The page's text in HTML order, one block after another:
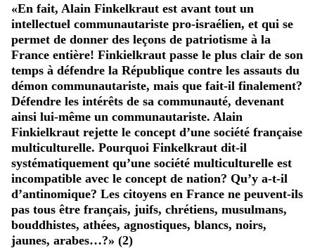
«En fait, Alain Finkelkraut est avant tout un
intellectuel communautariste pro-israélien, et qui se
permet de donner des leçons de patriotisme à la
France entière! Finkielkraut passe le plus clair de son
temps à défendre la République contre les assauts du
démon communautariste, mais que fait-il finalement?
Défendre les intérêts de sa communauté, devenant
ainsi lui-même un communautariste. Alain
Finkielkraut rejette le concept d’une société française
multiculturelle. Pourquoi Finkelkraut dit-il
systématiquement qu’une société multiculturelle est
incompatible avec le concept de nation? Qu’y a-t-il
d’antinomique? Les citoyens en France ne peuvent-ils
pas tous être français, juifs, chrétiens, musulmans,
bouddhistes, athées, agnostiques, blancs, noirs,
jaunes, arabes…?» (2)